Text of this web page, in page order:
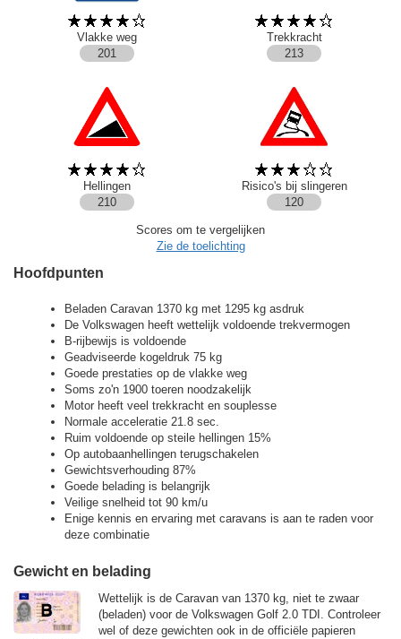
Vlakke weg
Trekkracht
201
213
Hellingen
Risico's bij slingeren
210
120
Scores om te vergelijken
Zie de toelichting
Hoofdpunten
Beladen Caravan 1370 kg met 1295 kg asdruk
De Volkswagen heeft wettelijk voldoende trekvermogen
B-rijbewijs is voldoende
Geadviseerde kogeldruk 75 kg
Goede prestaties op de vlakke weg
Soms zo'n 1900 toeren noodzakelijk
Motor heeft veel trekkracht en souplesse
Normale acceleratie 21.8 sec.
Ruim voldoende op steile hellingen 15%
Op autobaanhellingen terugschakelen
Gewichtsverhouding 87%
Goede belading is belangrijk
Veilige snelheid tot 90 km/u
Enige kennis en ervaring met caravans is aan te raden voor
deze combinatie
Gewicht en belading
Wettelijk is de Caravan van 1370 kg, niet te zwaar
(beladen) voor de Volkswagen Golf 2.0 TDI. Controleer
wel of deze gewichten ook in de officiële papieren